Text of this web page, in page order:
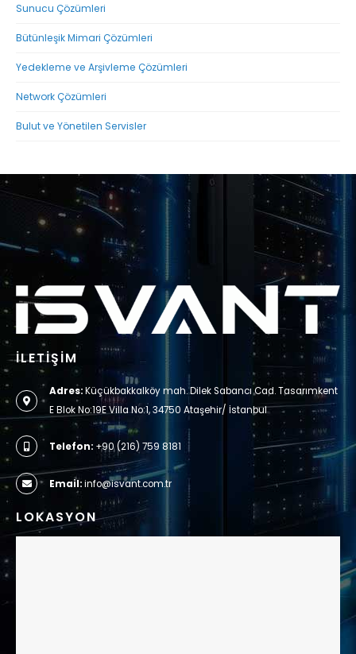
Sunucu Çözümleri
Bütünleşik Mimari Çözümleri
Yedekleme ve Arşivleme Çözümleri
Network Çözümleri
Bulut ve Yönetilen Servisler
İLETİŞİM
Adres:Küçükbakkalköy mah. Dilek Sabancı Cad. Tasarımkent
E Blok No:19E Villa No:1, 34750 Ataşehir/ İstanbul
Telefon: +90 (216) 759 8181
Email:info@isvant.com.tr
LOKASYON